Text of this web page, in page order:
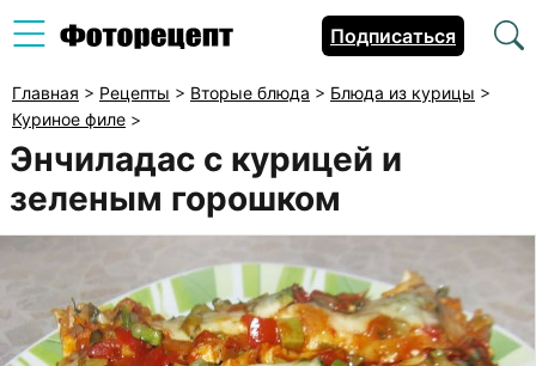
Подписаться
Главная > Рецепты > Вторые блюда > Блюда из курицы >
Куриное филе >
Энчиладас с курицей и
зеленым горошком